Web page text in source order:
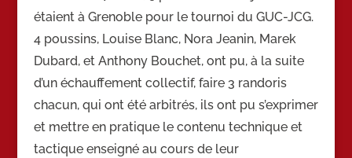
étaient à Grenoble pour le tournoi du GUC-JCG.
4 poussins, Louise Blanc, Nora Jeanin, Marek
Dubard, et Anthony Bouchet, ont pu, à la suite
d’un échauffement collectif, faire 3 randoris
chacun, qui ont été arbitrés, ils ont pu s’exprimer
et mettre en pratique le contenu technique et
tactique enseigné au cours de leur